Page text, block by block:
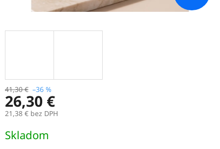
41,30 € –36 %
26,30 €
21,38 € bez DPH
cena:
Skladom